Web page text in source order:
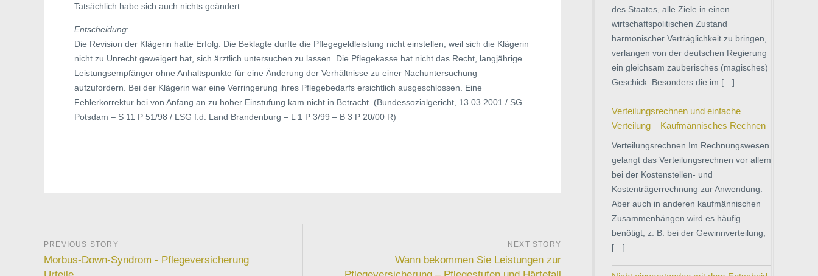
Tatsächlich habe sich auch nichts geändert.
Entscheidung:
Die Revision der Klägerin hatte Erfolg. Die Beklagte durfte die Pflegegeldleistung nicht einstellen, weil sich die Klägerin
nicht zu Unrecht geweigert hat, sich ärztlich untersuchen zu lassen. Die Pflegekasse hat nicht das Recht, langjährige
Leistungsempfänger ohne Anhaltspunkte für eine Änderung der Verhältnisse zu einer Nachuntersuchung
aufzufordern. Bei der Klägerin war eine Verringerung ihres Pflegebedarfs ersichtlich ausgeschlossen. Eine
Fehlerkorrektur bei von Anfang an zu hoher Einstufung kam nicht in Betracht. (Bundessozialgericht, 13.03.2001 / SG
Potsdam – S 11 P 51/98 / LSG f.d. Land Brandenburg – L 1 P 3/99 – B 3 P 20/00 R)
Morbus-Down-Syndrom - Pflegeversicherung
Wann bekommen Sie Leistungen zur
des Staates, alle Ziele in einen
wirtschaftspolitischen Zustand
harmonischer Verträglichkeit zu bringen,
verlangen von der deutschen Regierung
ein gleichsam zauberisches (magisches)
Geschick. Besonders die im […]
Verteilungsrechnen und einfache
Verteilung – Kaufmännisches Rechnen
Verteilungsrechnen Im Rechnungswesen
gelangt das Verteilungsrechnen vor allem
bei der Kostenstellen- und
Kostenträgerrechnung zur Anwendung.
Aber auch in anderen kaufmännischen
Zusammenhängen wird es häufig
benötigt, z. B. bei der Gewinnverteilung,
[…]